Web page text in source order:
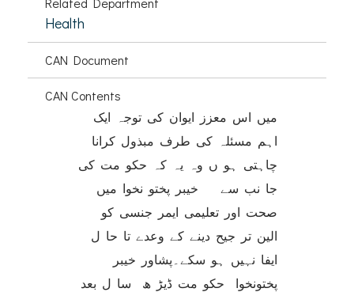
Health
CAN Document
CAN Contents
میں اس معزز ایوان کی توجہ ایک
اہم مسئلہ کی طرف مبذول کرانا
چاہتی ہو ں وہ یہ کہ حکو مت کی
جا نب سے خیبر پختو نخوا میں
صحت اور تعلیمی ایمر جنسی کو
الین تر جیح دینے کے وعدے تا حا ل
ایفا نہیں ہو سکے۔پشاور خیبر
پختونخوا حکو مت ڈیڑ ھ سا ل بعد